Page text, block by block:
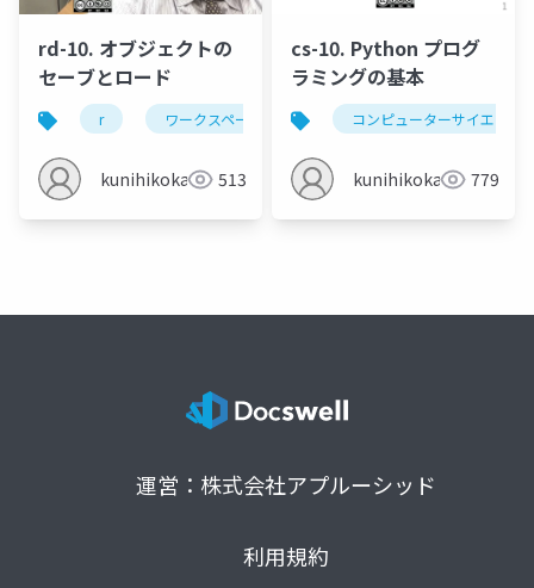
rd-10. オブジェクトの
セーブとロード
r ワークスペース オブジェクトのセーブ
kunihikokaneko513
cs-10. Python プログ
ラミングの基本
コンピューターサイエンス
kunihikokaneko779
運営：株式会社アプルーシッド
利用規約